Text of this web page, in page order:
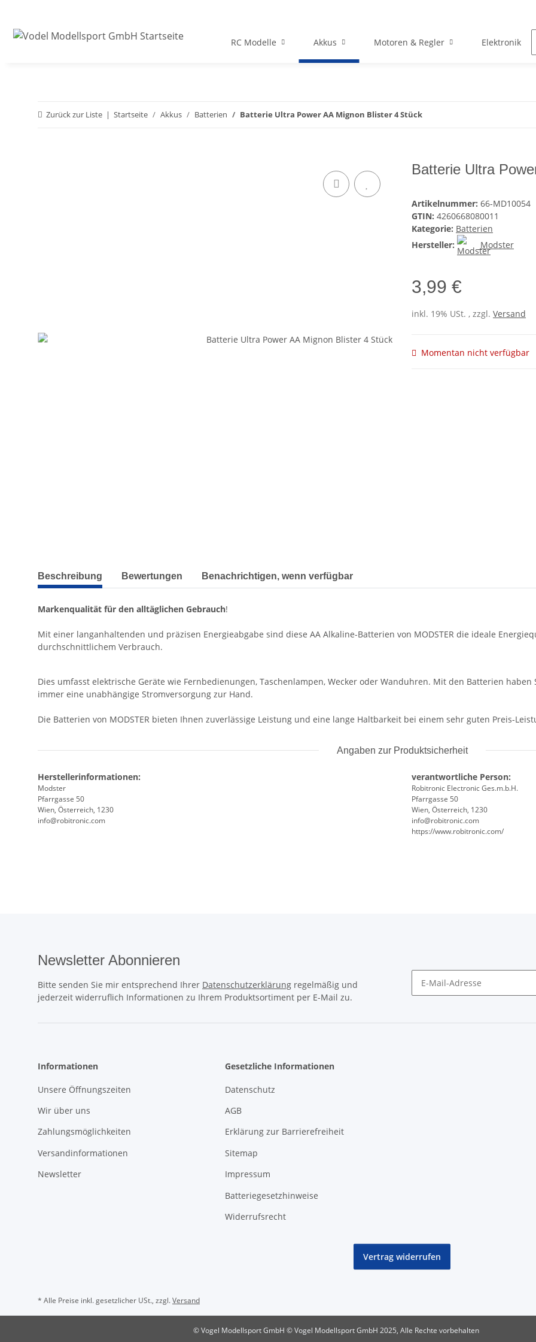
RC Modelle Akkus Motoren & Regler Elektronik
Zurück zur Liste Startseite Akkus Batterien Batterie Ultra Power AA Mignon Blister 4 Stück
Batterie Ultra
Artikelnummer: 66-MD10054
GTIN: 4260668080011
Kategorie: Batterien
Hersteller:
Modster
3,99 €
inkl. 19% USt. , zzgl. Versand
Momentan nicht verfügbar
weitere Registerkarten anzeigen
Beschreibung Bewertungen Benachrichtigen, wenn verfügbar
Markenqualität für den alltäglichen Gebrauch!
Mit einer langanhaltenden und präzisen Energieabgabe sind diese AA Alkaline-Batterien von MODSTER die ideale
durchschnittlichem Verbrauch.
Dies umfasst elektrische Geräte wie Fernbedienungen, Taschenlampen, Wecker oder Wanduhren. Mit den Batterien
immer eine unabhängige Stromversorgung zur Hand.
Die Batterien von MODSTER bieten Ihnen zuverlässige Leistung und eine lange Haltbarkeit bei einem sehr guten Preis-
Angaben zur Produktsicherheit
Herstellerinformationen:
Modster
Pfarrgasse 50
Wien, Österreich, 1230
info@robitronic.com
verantwortliche Person:
Robitronic Electronic Ges.m.b.H.
Pfarrgasse 50
Wien, Österreich, 1230
info@robitronic.com
https://www.robitronic.com/
Newsletter Abonnieren
Bitte senden Sie mir entsprechend Ihrer Datenschutzerklärung regelmäßig und
jederzeit widerruflich Informationen zu Ihrem Produktsortiment per E-Mail zu.
Informationen
Unsere Öffnungszeiten
Wir über uns
Zahlungsmöglichkeiten
Versandinformationen
Newsletter
Gesetzliche Informationen
Datenschutz
AGB
Erklärung zur Barrierefreiheit
Sitemap
Impressum
Batteriegesetzhinweise
Widerrufsrecht
Vertrag widerrufen
* Alle Preise inkl. gesetzlicher USt., zzgl.Versand
© Vogel Modellsport GmbH © Vogel Modellsport GmbH 2025, Alle Rechte vorbehalten